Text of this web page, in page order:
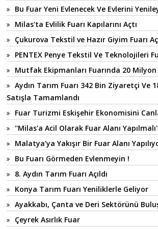
Bu Fuar Yeni Evlenecek Ve Evlerini
Milas'ta Evlilik Fuarı Kapılarını Açtı
Çukurova Tekstil ve Hazır Giyim Fuarı
PENTEX Penye Tekstil Ve Teknolojileri
Mutfak Ekipmanları Fuarında 20 Milyon
Aydın Tarım Fuarı 342 Bin Ziyaretçi Ve
Satışla Tamamlandı
Fuar Turizmi Eskişehir Ekonomisini
''Milas'a Acil Olarak Fuar Alanı
Malatya’ya Yakışır Bir Fuar Alanı
Bu Fuarı Görmeden Evlenmeyin !
8. Aydın Tarım Fuarı Açıldı
Konya Tarım Fuarı Yeniliklerle Geliyor
Ayakkabı, Çanta ve Deri Sektörünü
Çeyrek Asırlık Fuar